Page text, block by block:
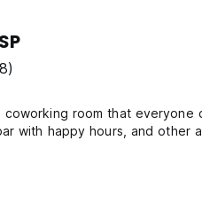
coworking room that everyone
with happy hours, and other
Matianellu SP presents a
air-conditioned rooms, a